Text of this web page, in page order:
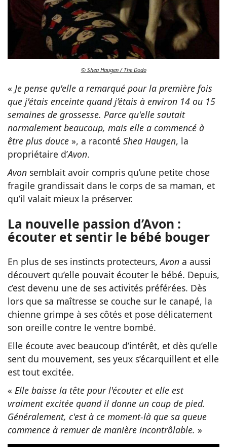
© Shea Haugen / The Dodo
« Je pense qu'elle a remarqué pour la première fois
que j'étais enceinte quand j’étais à environ 14 ou 15
semaines de grossesse. Parce qu'elle sautait
normalement beaucoup, mais elle a commencé à
être plus douce », a raconté Shea Haugen, la
propriétaire d’Avon.
Avon semblait avoir compris qu’une petite chose
fragile grandissait dans le corps de sa maman, et
qu’il valait mieux la préserver.
La nouvelle passion d’Avon :
écouter et sentir le bébé bouger
En plus de ses instincts protecteurs,Avon a aussi
découvert qu’elle pouvait écouter le bébé. Depuis,
c’est devenu une de ses activités préférées. Dès
lors que sa maîtresse se couche sur le canapé, la
chienne grimpe à ses côtés et pose délicatement
son oreille contre le ventre bombé.
Elle écoute avec beaucoup d’intérêt, et dès qu’elle
sent du mouvement, ses yeux s’écarquillent et elle
est tout excitée.
« Elle baisse la tête pour l'écouter et elle est
vraiment excitée quand il donne un coup de pied.
Généralement, c'est à ce moment-là que sa queue
commence à remuer de manière incontrôlable. »